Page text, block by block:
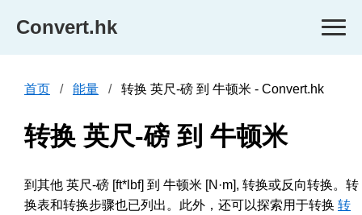
Convert.hk
首页 能量 转换 英尺-磅 到 牛顿米 - Convert.hk
转换 英尺-磅 到 牛顿米
到其他 英尺-磅 [ft*lbf] 到 牛顿米 [N·m], 转换或反向转换。转
换表和转换步骤也已列出。此外，还可以探索用于转换 转